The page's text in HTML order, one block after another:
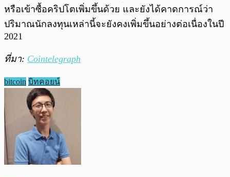
หรือเข้าซื้อคริปโตเพิ่มขึ้นด้วย และยังได้คาดการณ์ว่า
ปริมาณนักลงทุนเหล่านี้จะยังคงเพิ่มขึ้นอย่างต่อเนื่องในปี
2021
ที่มา: Cointelegraph
bitcoin บิทคอยน์